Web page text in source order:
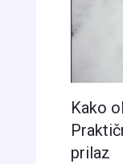
Kako
prilaz